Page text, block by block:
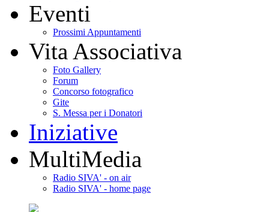
Eventi
Prossimi Appuntamenti
Vita Associativa
Foto Gallery
Forum
Concorso fotografico
Gite
S. Messa per i Donatori
Iniziative
MultiMedia
Radio SIVA' - on air
Radio SIVA' - home page